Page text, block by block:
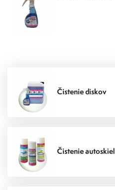
Čistenie diskov
Čistenie autoskiel